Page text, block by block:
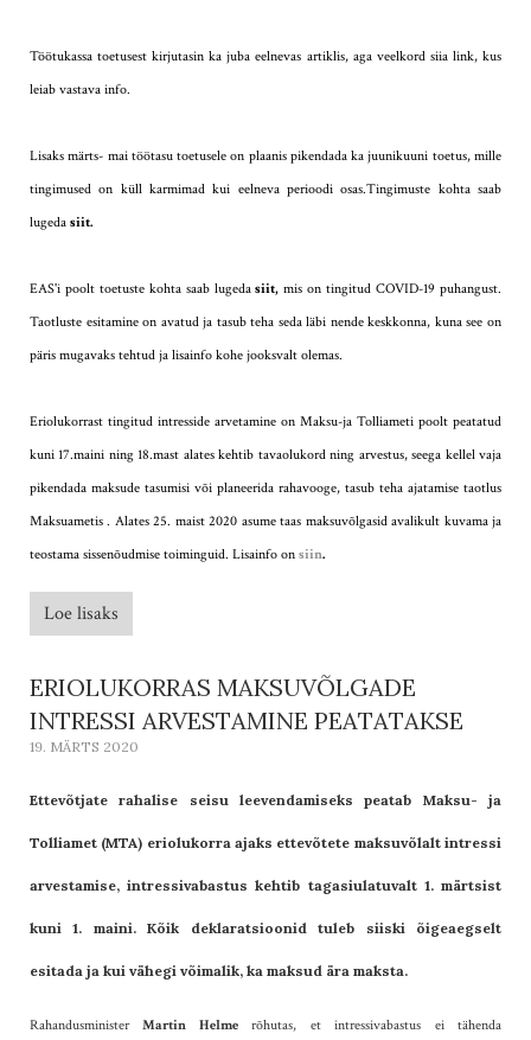
Töötukassa toetusest kirjutasin ka juba eelnevas artiklis, aga veelkord siia link, kus
leiab vastava info.
Lisaks märts- mai töötasu toetusele on plaanis pikendada ka juunikuuni toetus, mille
tingimused on küll karmimad kui eelneva perioodi osas.Tingimuste kohta saab
lugeda siit.
EAS'i poolt toetuste kohta saab lugedasiit, mis on tingitud COVID-19 puhangust.
Taotluste esitamine on avatud ja tasub teha seda läbi nende keskkonna, kuna see on
päris mugavaks tehtud ja lisainfo kohe jooksvalt olemas.
Eriolukorrast tingitud intresside arvetamine on Maksu-ja Tolliameti poolt peatatud
kuni 17.maini ning 18.mast alates kehtib tavaolukord ning arvestus, seega kellel vaja
pikendada maksude tasumisi või planeerida rahavooge, tasub teha ajatamise taotlus
Maksuametis . Alates 25. maist 2020 asume taas maksuvõlgasid avalikult kuvama ja
teostama sissenõudmise toiminguid. Lisainfo on siin.
Loe lisaks
ERIOLUKORRAS MAKSUVÕLGADE
INTRESSI ARVESTAMINE PEATATAKSE
19. MÄRTS 2020
Ettevõtjate rahalise seisu leevendamiseks peatab Maksu- ja
Tolliamet (MTA) eriolukorra ajaks ettevõtete maksuvõlalt intressi
arvestamise, intressivabastus kehtib tagasiulatuvalt 1. märtsist
kuni 1. maini. Kõik deklaratsioonid tuleb siiski õigeaegselt
esitada ja kui vähegi võimalik, ka maksud ära maksta.
RahandusministerMartin Helmerõhutas, et intressivabastus ei tähenda